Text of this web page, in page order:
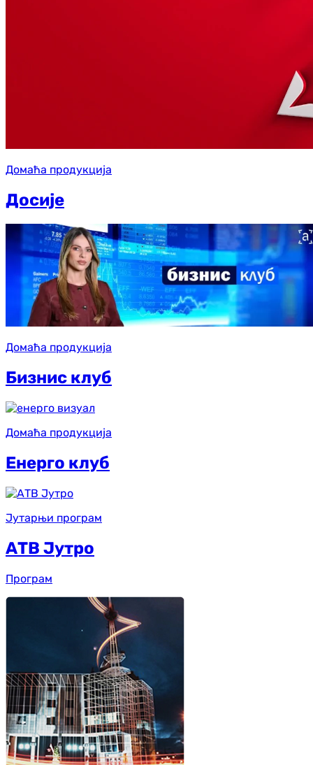
Домаћа продукција
Досије
Домаћа продукција
Бизнис клуб
Домаћа продукција
Енерго клуб
Јутарњи програм
АТВ Јутро
Програм